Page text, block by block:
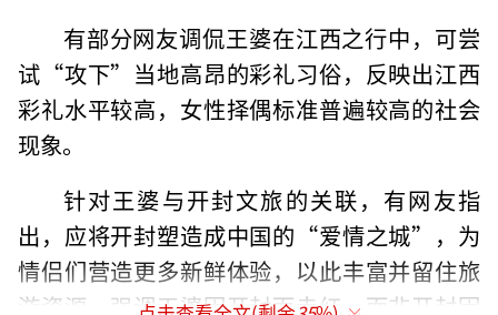
有部分网友调侃王婆在江西之行中，可尝
试“攻下”当地高昂的彩礼习俗，反映出江西
彩礼水平较高，女性择偶标准普遍较高的社会
现象。
针对王婆与开封文旅的关联，有网友指
出，应将开封塑造成中国的“爱情之城”，为
情侣们营造更多新鲜体验，以此丰富并留住旅
游资源。强调王婆因开封而走红，而非开封因